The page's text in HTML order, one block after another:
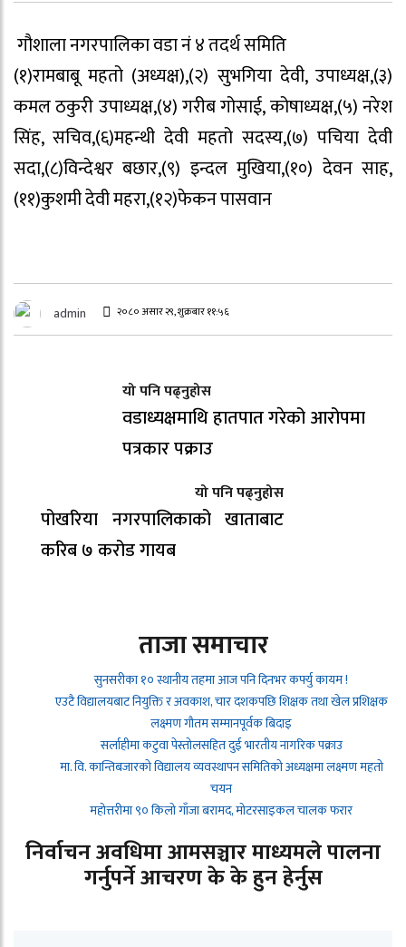
गौशाला नगरपालिका वडा नं ४ तदर्थ समिति
(१)रामबाबू महतो (अध्यक्ष),(२) सुभगिया देवी, उपाध्यक्ष,(३)
कमल ठकुरी उपाध्यक्ष,(४) गरीब गोसाई, कोषाध्यक्ष,(५) नरेश
सिंह, सचिव,(६)महन्थी देवी महतो सदस्य,(७) पचिया देवी
सदा,(८)विन्देश्वर बछार,(९) इन्दल मुखिया,(१०) देवन साह,
(११)कुशमी देवी महरा,(१२)फेकन पासवान
admin २०८० असार २९, शुक्रबार ११:५६
यो पनि पढ्नुहोस
वडाध्यक्षमाथि हातपात गरेको आरोपमा
पत्रकार पक्राउ
यो पनि पढ्नुहोस
पोखरिया नगरपालिकाको खाताबाट
करिब ७ करोड गायब
ताजा समाचार
सुनसरीका १० स्थानीय तहमा आज पनि दिनभर कर्फ्यु कायम !
एउटै विद्यालयबाट नियुक्ति र अवकाश, चार दशकपछि शिक्षक तथा खेल प्रशिक्षक
लक्ष्मण गौतम सम्मानपूर्वक बिदाइ
सर्लाहीमा कटुवा पेस्तोलसहित दुई भारतीय नागरिक पक्राउ
मा. वि. कान्तिबजारको विद्यालय व्यवस्थापन समितिको अध्यक्षमा लक्ष्मण महतो
चयन
महोत्तरीमा ९० किलो गाँजा बरामद, मोटरसाइकल चालक फरार
निर्वाचन अवधिमा आमसञ्चार माध्यमले पालना
गर्नुपर्ने आचरण के के हुन हेर्नुस